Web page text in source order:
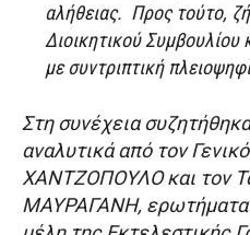
αλήθειας. Προς τούτο,
Διοικητικού
με συντριπτική
Στη συνέχεια
αναλυτικά από τον
ΧΑΝΤΖΟΠΟΥΛΟ και τον
ΜΑΥΡΑΓΑΝΗ, ερωτήματα